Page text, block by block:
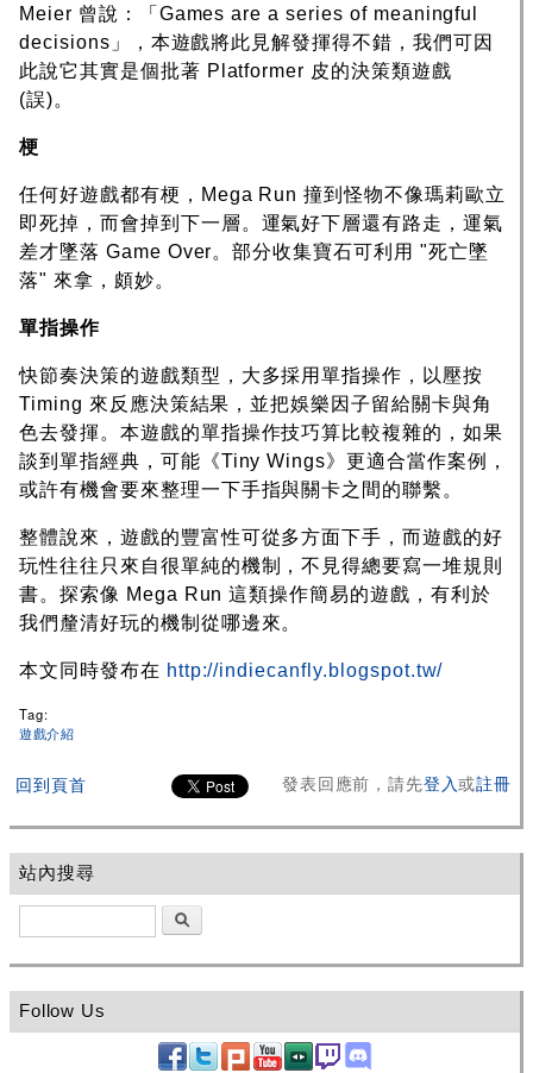
Meier 曾說：「Games are a series of meaningful
decisions」，本遊戲將此見解發揮得不錯，我們可因
此說它其實是個批著 Platformer 皮的決策類遊戲
(誤)。
梗
任何好遊戲都有梗，Mega Run 撞到怪物不像瑪莉歐立
即死掉，而會掉到下一層。運氣好下層還有路走，運氣
差才墜落 Game Over。部分收集寶石可利用 "死亡墜
落" 來拿，頗妙。
單指操作
快節奏決策的遊戲類型，大多採用單指操作，以壓按
Timing 來反應決策結果，並把娛樂因子留給關卡與角
色去發揮。本遊戲的單指操作技巧算比較複雜的，如果
談到單指經典，可能《Tiny Wings》更適合當作案例，
或許有機會要來整理一下手指與關卡之間的聯繫。
整體說來，遊戲的豐富性可從多方面下手，而遊戲的好
玩性往往只來自很單純的機制，不見得總要寫一堆規則
書。探索像 Mega Run 這類操作簡易的遊戲，有利於
我們釐清好玩的機制從哪邊來。
本文同時發布在 http://indiecanfly.blogspot.tw/
Tag:
遊戲介紹
回到頁首 發表回應前，請先登入或註冊
站內搜尋
Follow Us